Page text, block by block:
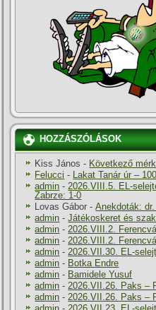
HOZZÁSZÓLÁSOK
Kiss János - Következő
Felucci - Lakat Tanár úr –
admin -2026.VIII.5. EL-
Zabrze: 1-0
Lovas Gábor -Anekdoták:
admin -Játékoskeret és
admin -2026.VIII.2.
admin -2026.VIII.2.
admin -2026.VII.30. EL-
admin - Botka Endre
admin - Bamidele Yusuf
admin -2026.VII.26. Paks –
admin -2026.VII.26. Paks –